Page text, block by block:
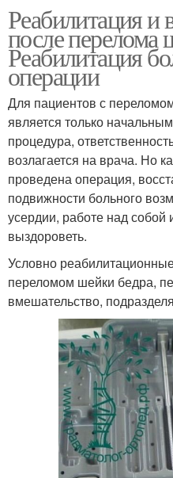
Реабилитация и
после перелома
Реабилитация
операции
Для пациентов с
является только
процедура,
возлагается на врача. Но
проведена операция,
подвижности больного
усердии, работе над
выздороветь.
Условно
переломом шейки бедра,
вмешательство,